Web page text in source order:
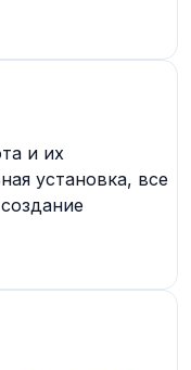
и их
установка, все